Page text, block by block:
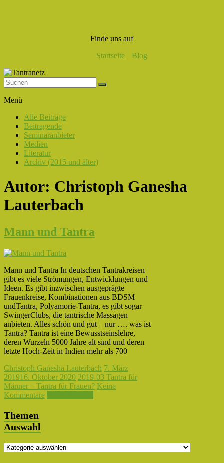
Finde uns auf
Startseite
Blog
Liebe,
Eros
Tantra
Menü
Alle Beiträge
Beitragende
Seminaranbieter
Medien
Literatur
Archiv (2015 und älter)
Autor: Christoph Ganesha
Lauterbach
Mann und Tantra
Mann und Tantra In deutschen Tantrakreisen
gibt es viele Strömungen, Entwicklungen und
Ideen. Es gibt inzwischen ausgeprägte
Frauenkreise, Kombinationen aus BDSM
undTantra, Polyamorie-Tantra, es gibt sogar
SwingerClubs, die tantrische Massagen
anbieten. Alles schön und gut – nur …. was ist
Tantra? Tantra ist eine Bewusstseinslehre,
deren Wurzeln 5000 Jahre alt sind und deren
letzte Hoch-Zeit in Indien mehr als 700
Christoph Ganesha Lauterbach 7. März
201916. Oktober 2020 2019-03 Tantra für
Männer – Tantra für Frauen? Keine
Kommentare
Themen
Auswahl
Themen